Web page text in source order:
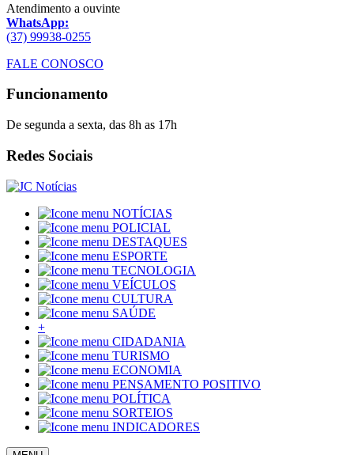
Atendimento a ouvinte
WhatsApp:
(37) 99938-0255
FALE CONOSCO
Funcionamento
De segunda a sexta, das 8h as 17h
Redes Sociais
NOTÍCIAS
POLICIAL
DESTAQUES
ESPORTE
TECNOLOGIA
VEÍCULOS
CULTURA
SAÚDE
+
CIDADANIA
TURISMO
ECONOMIA
PENSAMENTO POSITIVO
POLÍTICA
SORTEIOS
INDICADORES